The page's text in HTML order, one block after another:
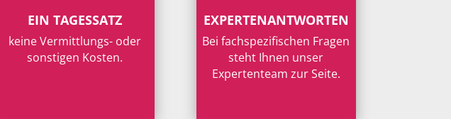
EIN TAGESSATZ
keine Vermittlungs- oder
sonstigen Kosten.
EXPERTENANTWORTEN
Bei fachspezifischen Fragen
steht Ihnen unser
Expertenteam zur Seite.